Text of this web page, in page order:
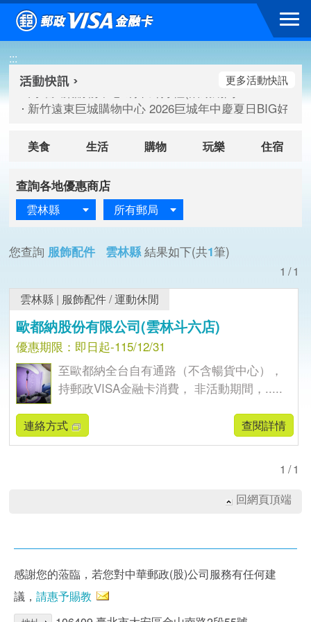
跳到主要內容區塊
:::
高雄大樂購物中心 刷卡郵好禮(活動期間：115/08/07-
臺北三創生活 有點東西第2波 刷卡郵好禮(活動期間：
高雄大樂購物中心 刷卡郵好禮(活動期間：115/08/07-
新竹遠東巨城購物中心 2026巨城年中慶夏日BIG好刷(
更多活動快訊
美食 生活 購物 玩樂 住宿
查詢各地優惠商店
雲林縣 所有郵局
您查詢 服飾配件 雲林縣 結果如下(共1筆)
1/1
雲林縣 | 服飾配件/運動休閒
歐都納股份有限公司(雲林斗六店)
優惠期限：即日起-115/12/31
至歐都納全台自有通路（不含暢貨中心），
持郵政VISA金融卡消費， 非活動期間，.....
連絡方式 查閱詳情
1/1
回網頁頂端
感謝您的蒞臨，若您對中華郵政(股)公司服務有任何建
議， 請惠予賜教